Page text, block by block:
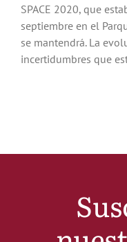
Lonjas
Symposiums
Hazte Socio
Contactar
SPACE 2020, que
septiembre en el
se mantendrá. La
incertidumbres que